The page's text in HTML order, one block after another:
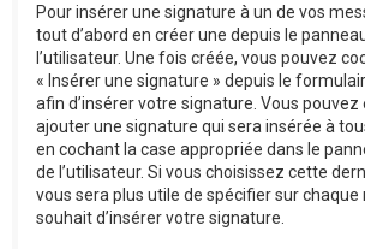
Pour insérer une signature à un de vos
tout d’abord en créer une depuis le
l’utilisateur. Une fois créée, vous pouvez
« Insérer une signature » depuis le
afin d’insérer votre signature. Vous
ajouter une signature qui sera insérée à
en cochant la case appropriée dans le
de l’utilisateur. Si vous choisissez cette
vous sera plus utile de spécifier sur
souhait d’insérer votre signature.